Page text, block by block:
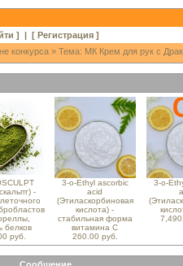
] | [ Регистрация ]
конкурса » Тема: МК Крем для рук с
-
белков
руб.
3-o-Ethyl ascorbic
acid
(Этиласкорбиновая
кислота) -
стабильная форма
витамина С
260.00 руб.
3-o-